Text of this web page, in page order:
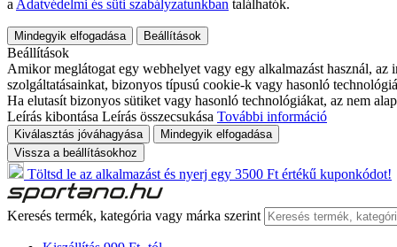
a Adatvédelmi és süti szabályzatunkban találhatók.
Mindegyik elfogadása Beállítások
Beállítások
Amikor meglátogat egy webhelyet vagy egy alkalmazást használ,
szolgáltatásainkat, bizonyos típusú cookie-k vagy hasonló
Ha elutasít bizonyos sütiket vagy hasonló technológiákat, az nem
Leírás kibontása Leírás összecsukása További információ
Kiválasztás jóváhagyása
Mindegyik elfogadása
Vissza a beállításokhoz
Töltsd le az alkalmazást és nyerj egy 3500 Ft értékű kuponkódot!
Keresés termék, kategória vagy márka szerint